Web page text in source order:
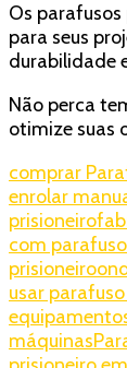
Os
para seus
durabilidade
Não perca
otimize suas
comprar
enrolar
prisioneiro
com
prisioneiro
usar
máquinas